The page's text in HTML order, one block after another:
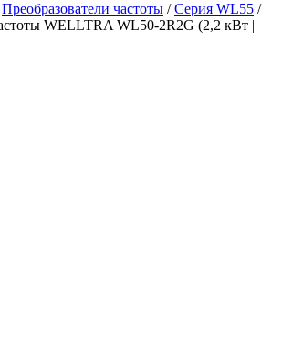
Преобразователи частоты /Серия WL55 /
WELLTRA WL50-2R2G (2,2 кВт |